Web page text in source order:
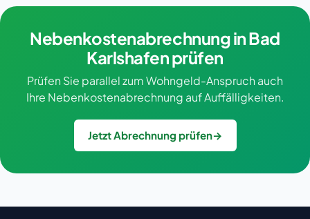
Nebenkostenabrechnung in Bad
Karlshafen prüfen
Prüfen Sie parallel zum Wohngeld-Anspruch auch
Ihre Nebenkostenabrechnung auf Auffälligkeiten.
Jetzt Abrechnung prüfen→